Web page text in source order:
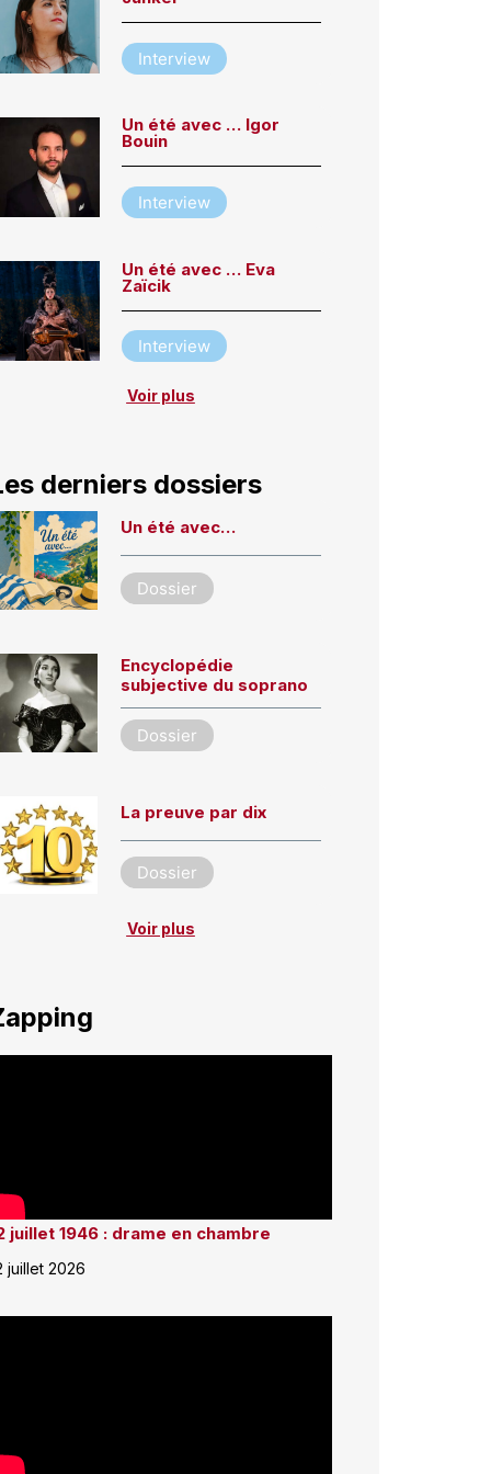
Interview
Un été avec … Igor
Bouin
Interview
Un été avec … Eva
Zaïcik
Interview
Voir plus
derniers dossiers
Un été avec…
Dossier
Encyclopédie
subjective du soprano
Dossier
La preuve par dix
Dossier
Voir plus
juillet 1946 : drame en chambre
juillet 2026